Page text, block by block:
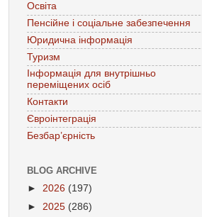
Освіта
Пенсійне і соціальне забезпечення
Юридична інформація
Туризм
Інформація для внутрішньо
переміщених осіб
Контакти
Євроінтеграція
Безбар’єрність
BLOG ARCHIVE
► 2026 (197)
► 2025 (286)